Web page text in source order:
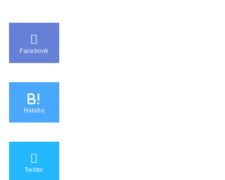
Facebook
B!
Hatebu
Twitter